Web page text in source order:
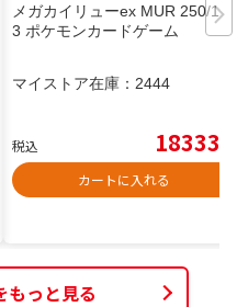
メガカイリューex MUR 250/19
3 ポケモンカードゲーム
マイストア在庫： 2444
税込 18333
カートに入れる
もっと見る